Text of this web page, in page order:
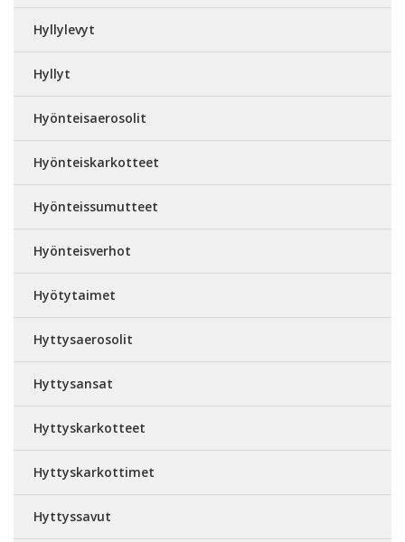
Hyllylevyt
Hyllyt
Hyönteisaerosolit
Hyönteiskarkotteet
Hyönteissumutteet
Hyönteisverhot
Hyötytaimet
Hyttysaerosolit
Hyttysansat
Hyttyskarkotteet
Hyttyskarkottimet
Hyttyssavut